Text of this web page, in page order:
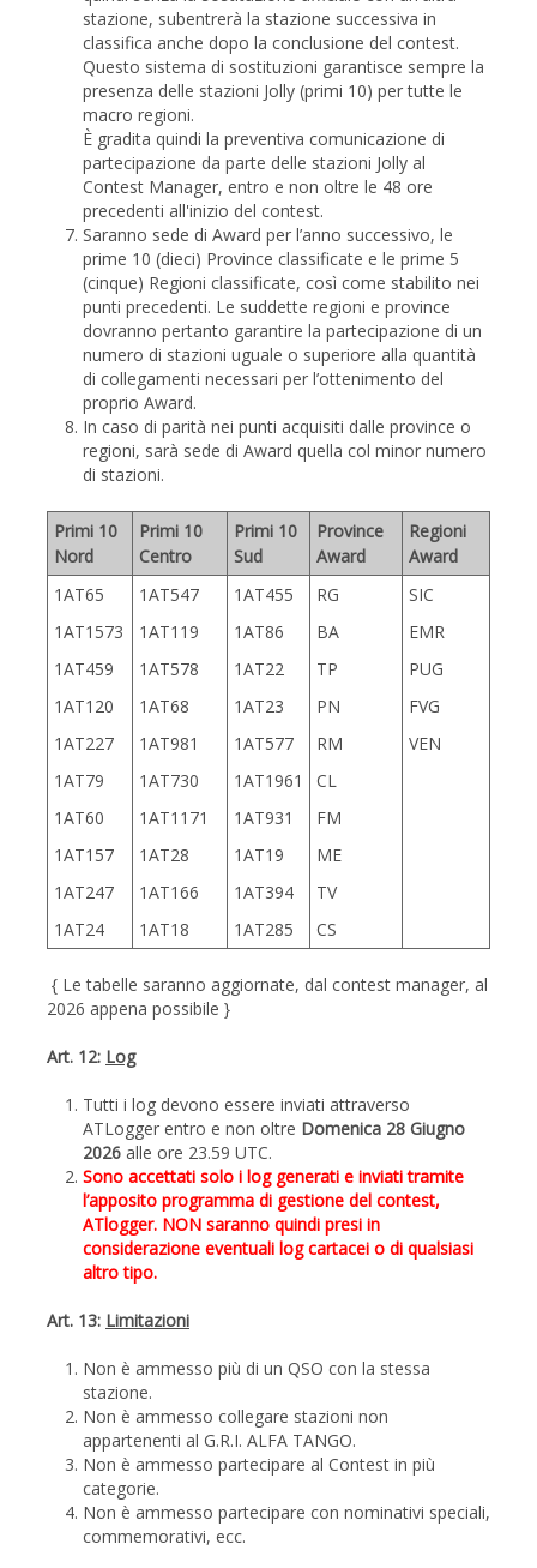
stazione, subentrerà la stazione successiva in
classifica anche dopo la conclusione del contest.
Questo sistema di sostituzioni garantisce sempre la
presenza delle stazioni Jolly (primi 10) per tutte le
macro regioni.
È gradita quindi la preventiva comunicazione di
partecipazione da parte delle stazioni Jolly al
Contest Manager, entro e non oltre le 48 ore
precedenti all'inizio del contest.
Saranno sede di Award per l’anno successivo, le
prime 10 (dieci) Province classificate e le prime 5
(cinque) Regioni classificate, così come stabilito nei
punti precedenti. Le suddette regioni e province
dovranno pertanto garantire la partecipazione di un
numero di stazioni uguale o superiore alla quantità
di collegamenti necessari per l’ottenimento del
proprio Award.
In caso di parità nei punti acquisiti dalle province o
regioni, sarà sede di Award quella col minor numero
di stazioni.
Primi 10
Nord
Primi 10
Centro
Primi 10
Sud
Province
Award
Regioni
Award
1AT65
1AT547 1AT455 RG
SIC
1AT1573
1AT119 1AT86 BA
EMR
1AT459
1AT578 1AT22 TP
PUG
1AT120
1AT68 1AT23 PN
FVG
1AT227
1AT981 1AT577 RM
VEN
1AT79
1AT730 1AT1961
CL
1AT60
1AT1171 1AT931
FM
1AT157
1AT28 1AT19
ME
1AT247
1AT166 1AT394
TV
1AT24
1AT18 1AT285 CS
{ Le tabelle saranno aggiornate, dal contest manager, al
2026 appena possibile }
Art. 12: Log
Tutti i log devono essere inviati attraverso
ATLogger entro e non oltre Domenica 28 Giugno
2026 alle ore 23.59 UTC.
Sono accettati solo i log generati e inviati tramite
l’apposito programma di gestione del contest,
ATlogger. NON saranno quindi presi in
considerazione eventuali log cartacei o di qualsiasi
altro tipo.
Art. 13: Limitazioni
Non è ammesso più di un QSO con la stessa
stazione.
Non è ammesso collegare stazioni non
appartenenti al G.R.I. ALFA TANGO.
Non è ammesso partecipare al Contest in più
categorie.
Non è ammesso partecipare con nominativi speciali,
commemorativi, ecc.